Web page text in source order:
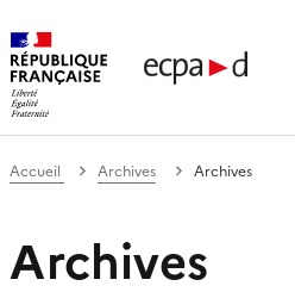
de
Accueil Archives Archives
Archives